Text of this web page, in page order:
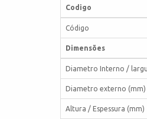
Codigo
Código
Dimensões
Diametro Interno /
Diametro externo (mm)
Altura / Espessura (mm)